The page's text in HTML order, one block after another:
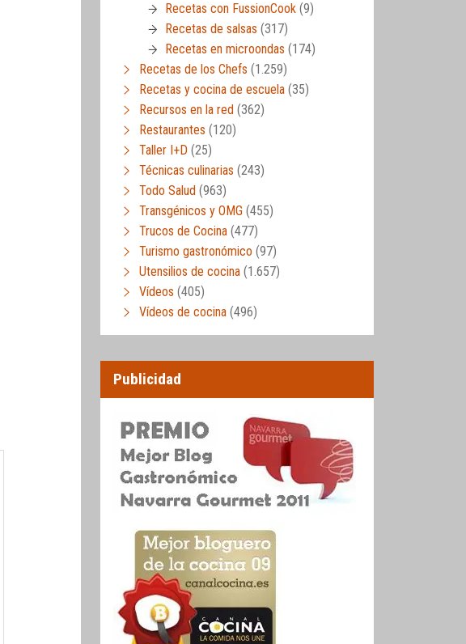
Recetas con FussionCook (9)
Recetas de salsas (317)
Recetas en microondas (174)
Recetas de los Chefs (1.259)
Recetas y cocina de escuela (35)
Recursos en la red (362)
Restaurantes (120)
Taller I+D (25)
Técnicas culinarias (243)
Todo Salud (963)
Transgénicos y OMG (455)
Trucos de Cocina (477)
Turismo gastronómico (97)
Utensilios de cocina (1.657)
Vídeos (405)
Vídeos de cocina (496)
Publicidad